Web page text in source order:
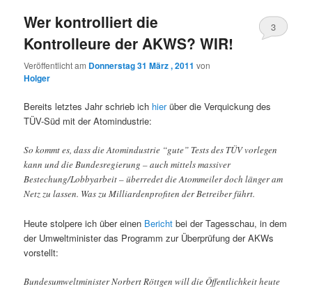
Wer kontrolliert die
Kontrolleure der AKWS? WIR!
Veröffentlicht am Donnerstag 31 März , 2011 von
Holger
3
Bereits letztes Jahr schrieb ich hierüber die Verquickung des
TÜV-Süd mit der Atomindustrie:
So kommt es, dass die Atomindustrie “gute” Tests des TÜV vorlegen
kann und die Bundesregierung – auch mittels massiver
Bestechung/Lobbyarbeit – überredet die Atommeiler doch länger am
Netz zu lassen. Was zu Milliardenprofiten der Betreiber führt.
Heute stolpere ich über einen Bericht bei der Tagesschau, in dem
der Umweltminister das Programm zur Überprüfung der AKWs
vorstellt:
Bundesumweltminister Norbert Röttgen will die Öffentlichkeit heute